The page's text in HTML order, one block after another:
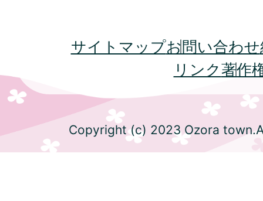
サイトマップお問い合わせ
リンク著作
Copyright (c) 2023 Ozora